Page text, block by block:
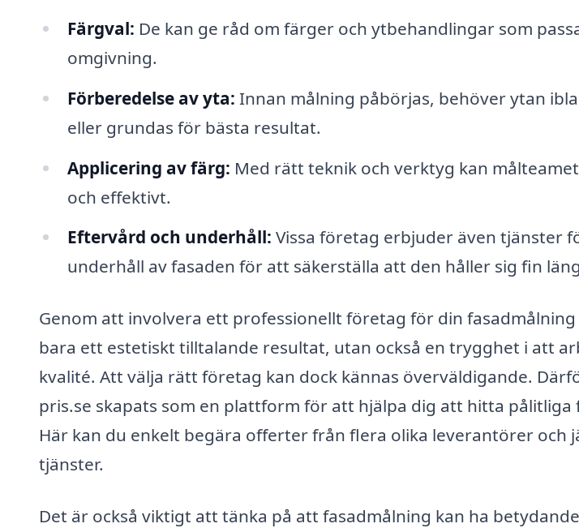
Färgval: De kan ge råd om färger och ytbehandlingar som
omgivning.
Förberedelse av yta: Innan målning påbörjas, behöver ytan
eller grundas för bästa resultat.
Applicering av färg: Med rätt teknik och verktyg kan
och effektivt.
Eftervård och underhåll: Vissa företag erbjuder även tjänster
underhåll av fasaden för att säkerställa att den håller sig fin
Genom att involvera ett professionellt företag för din
bara ett estetiskt tilltalande resultat, utan också en trygghet i att
kvalité. Att välja rätt företag kan dock kännas överväldigande.
pris.se skapats som en plattform för att hjälpa dig att hitta
Här kan du enkelt begära offerter från flera olika leverantörer och
tjänster.
Det är också viktigt att tänka på att fasadmålning kan ha